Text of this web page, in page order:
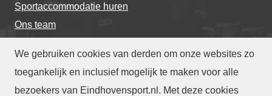
We gebruiken cookies van derden om onze websites zo
toegankelijk en inclusief mogelijk te maken voor alle
bezoekers van Eindhovensport.nl. Met deze cookies
Sportaccommodatie huren
Ons team
Privacyverklaring-Cookieverklaring